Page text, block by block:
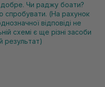
Чи раджу боати?
спробувати. (На рахунок
відповіді не
схемі є ще різні засоби
результат)